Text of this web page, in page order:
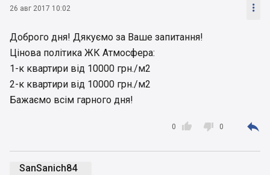
26 авг 2017 10:02 
Доброго дня! Дякуємо за Ваше запитання!
Цінова політика ЖК Атмосфера:
1-к квартири від 10000 грн./м2
2-к квартири від 10000 грн./м2
Бажаємо всім гарного дня!

0  0 
SanSanich84